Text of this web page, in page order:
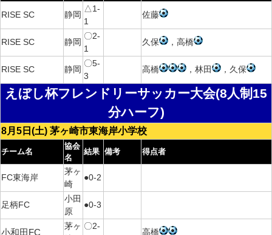
RISE SC 静岡
△1-
1
佐藤
RISE SC 静岡
〇2-
1
久保 ，高橋
RISE SC 静岡
〇5-
3
高橋 ，林田 ，久保
えぼし杯フレンドリーサッカー大会(8人制15
分ハーフ)
8月5日(土) 茅ヶ崎市東海岸小学校
チーム名
協会
名
結果 備考 得点者
FC東海岸
茅ヶ
崎
●0-2
足柄FC
小田
原
●0-3
小和田FC
茅ヶ 〇2-
高橋